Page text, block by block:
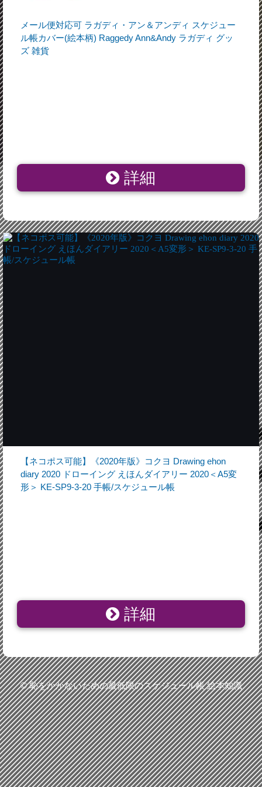
メール便対応可 ラガディ・アン＆アンディ スケジュー
ル帳カバー(絵本柄) Raggedy Ann&Andy ラガディ グッ
ズ 雑貨
詳細
【ネコポス可能】《2020年版》コクヨ Drawing ehon
diary 2020 ドローイング えほんダイアリー 2020＜A5変
形＞ KE-SP9-3-20 手帳/スケジュール帳
詳細
©恥をかかないための最低限のスケジュール帳 絵本知識